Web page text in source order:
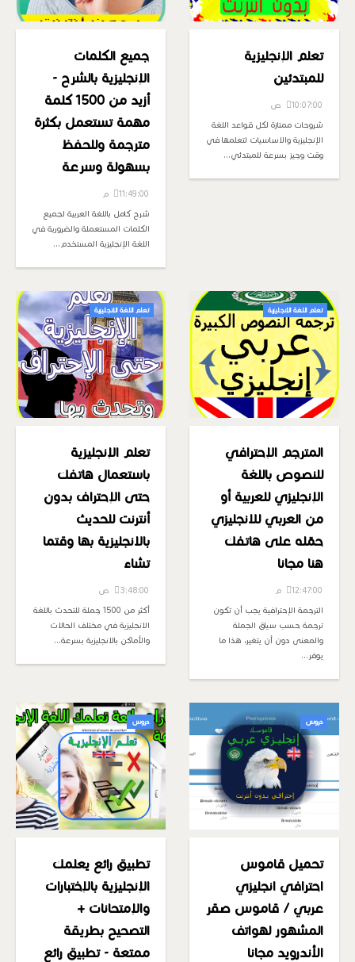
تعلم الإنجليزية
للمبتدئين
10:07:00 ص
شروحات ممتازة لكل قواعد اللغة
الإنجليزية والاساسيات لتعلمها في
وقت وجيز بسرعة للمبتدئي…
جميع الكلمات
الإنجليزية بالشرح -
أزيد من 1500 كلمة
مهمة تستعمل بكثرة
مترجمة وللحفظ
بسهولة وسرعة
11:49:00 م
شرح كامل باللغة العربية لجميع
الكلمات المستعملة والضرورية في
اللغة الإنجليزية المستخدم…
تعلم اللغة الإنجليزية
المترجم الإحترافي
للنصوص باللغة
الإنجليزي للعربية أو
من العربي للانجليزي
حمّله على هاتفك
هنا مجانا
12:47:00 م
الترجمة الإحترافية يجب أن تكون
ترجمة حسب سياق الجملة
والمعنى دون أن يتغير، هذا ما
يوفر…
تعلم اللغة الإنجليزية
تعلم الإنجليزية
باستعمال هاتفك
حتى الإحتراف بدون
أنترنت للحديث
بالانجليزية بها وقتما
تشاء
3:48:00 ص
أكثر من 1500 جملة للتحدث باللغة
الانجليزية في مختلف الحالات
والأماكن بالانجليزية بسرعة…
دروس
تحميل قاموس
احترافي انجليزي
عربي / قاموس صقر
المشهور لهواتف
الأندرويد مجانا
دروس
تطبيق رائع يعلمك
الإنجليزية بالإختبارات
والإمتحانات +
التصحيح بطريقة
ممتعة - تطبيق رائع